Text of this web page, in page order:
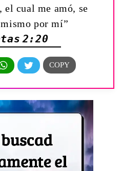
cual me amó, se
por mí”
2:20